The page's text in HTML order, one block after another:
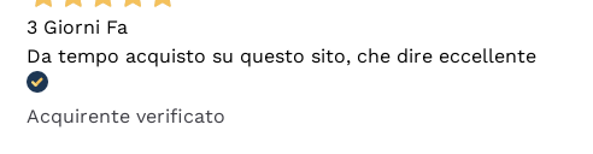
3 Giorni Fa
Da tempo acquisto su questo sito, che dire eccellente
Acquirente verificato